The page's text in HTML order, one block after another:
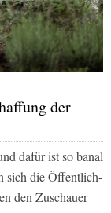
der
dafür ist so banal
sich die Öffentlich-
den Zuschauer